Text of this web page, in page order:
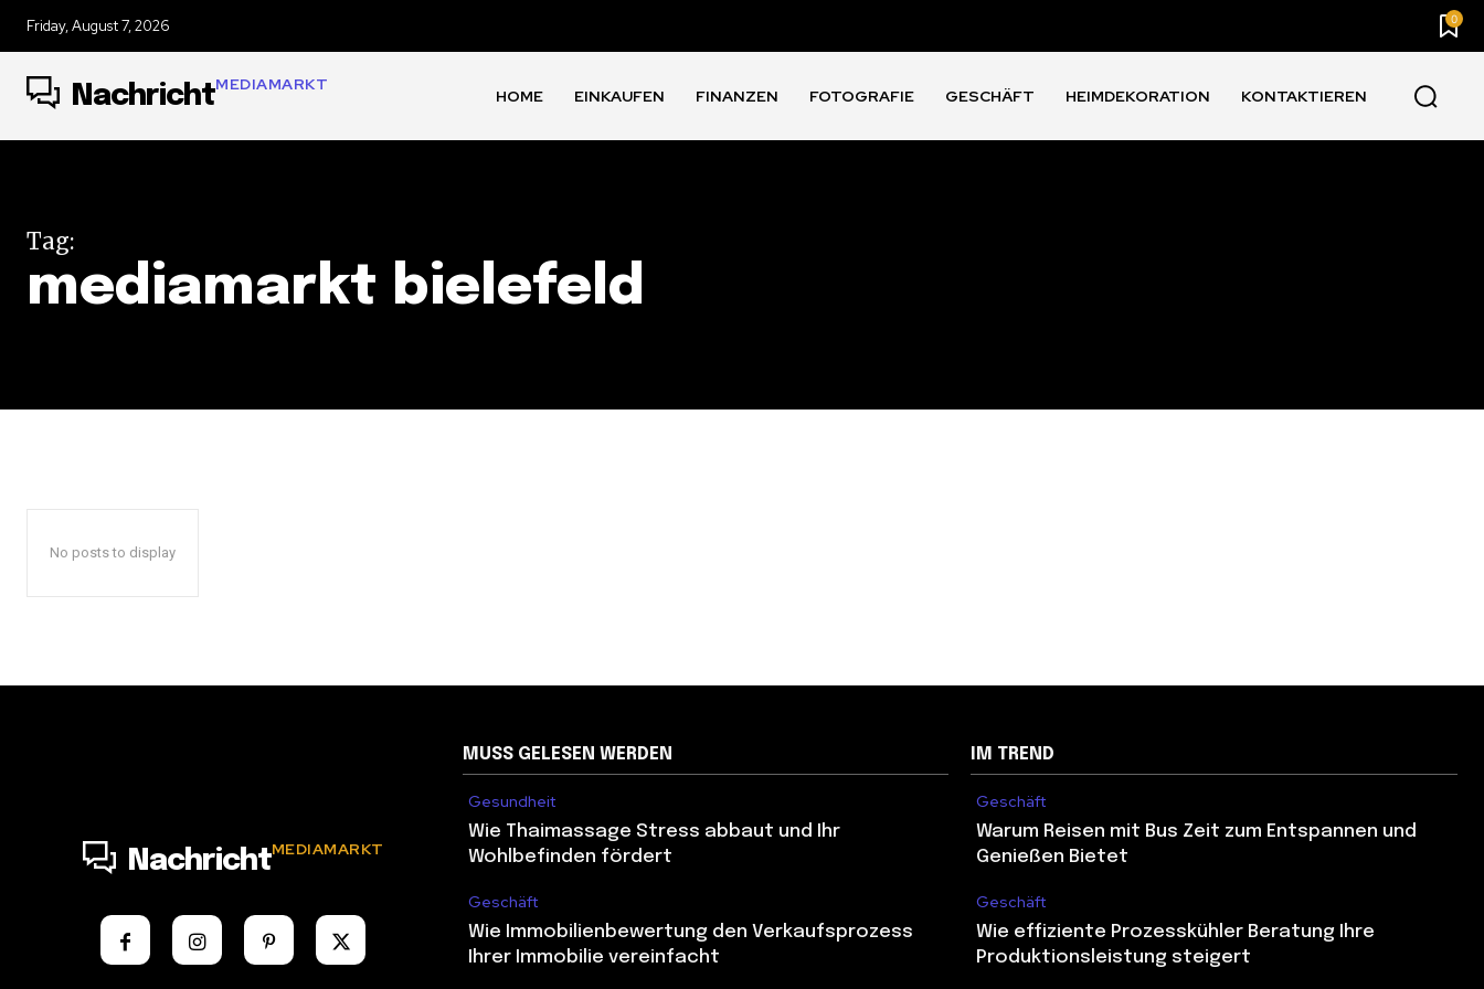
Friday, August 7, 2026 0
NachrichtMEDIAMARKT
HOME EINKAUFEN FINANZEN FOTOGRAFIE GESCHÄFT HEIMDEKORATION KONTAKTIEREN
Tag:
mediamarkt bielefeld
No posts to display
NachrichtMEDIAMARKT
MUSS GELESEN WERDEN
Gesundheit
Wie Thaimassage Stress abbaut und Ihr
Wohlbefinden fördert
Geschäft
Wie Immobilienbewertung den Verkaufsprozess
Ihrer Immobilie vereinfacht
IM TREND
Geschäft
Warum Reisen mit Bus Zeit zum Entspannen und
Genießen Bietet
Geschäft
Wie effiziente Prozesskühler Beratung Ihre
Produktionsleistung steigert